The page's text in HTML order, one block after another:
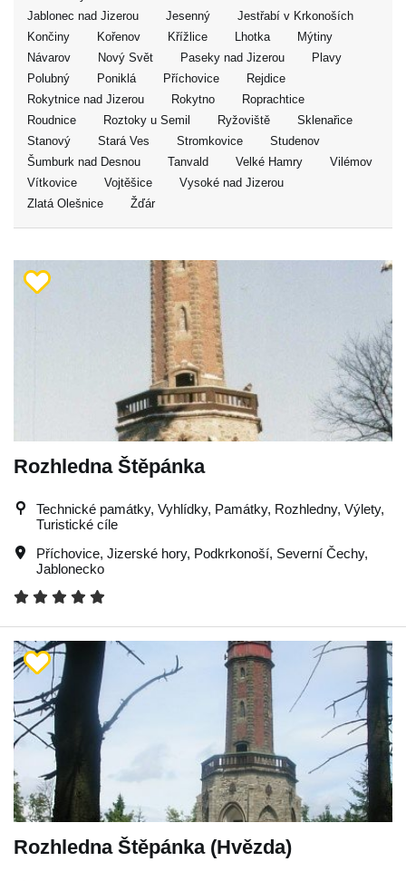
Jablonec nad Jizerou
Jesenný
Jestřabí v Krkonoších
Končiny
Kořenov Křížlice Lhotka
Mýtiny
Návarov
Nový Svět Paseky nad Jizerou
Plavy
Polubný
Poniklá Příchovice
Rejdice
Rokytnice nad Jizerou
Rokytno
Roprachtice
Roudnice
Roztoky u Semil Ryžoviště
Sklenařice
Stanový
Stará Ves Stromkovice
Studenov
Šumburk nad Desnou
Tanvald Velké Hamry
Vilémov
Vítkovice
Vojtěšice
Vysoké nad Jizerou
Zlatá Olešnice
Žďár
Rozhledna Štěpánka
Technické památky, Vyhlídky, Památky, Rozhledny, Výlety,
Turistické cíle
Příchovice, Jizerské hory, Podkrkonoší, Severní Čechy,
Jablonecko
Rozhledna Štěpánka (Hvězda)